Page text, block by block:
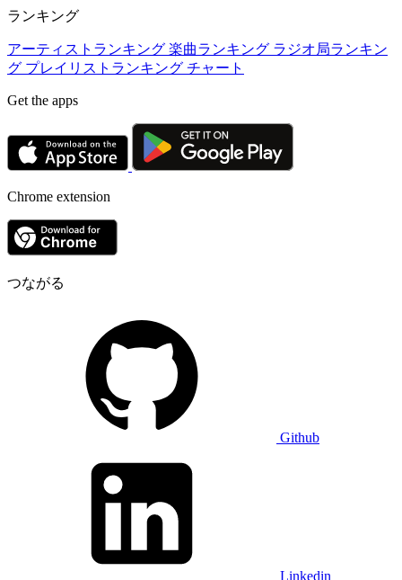
ランキング
アーティストランキング 楽曲ランキング ラジオ局ランキン
グ プレイリストランキング チャート
Get the apps
Chrome extension
つながる
Github
Linkedin